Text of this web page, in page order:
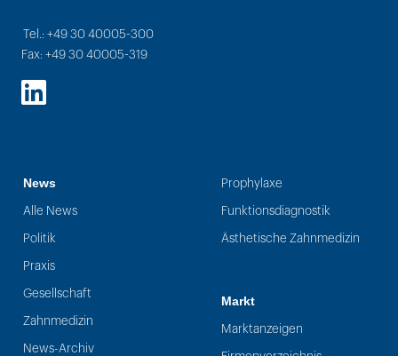
Tel.: +49 30 40005-300
Fax: +49 30 40005-319
LinkedIn
News
Alle News
Politik
Praxis
Gesellschaft
Zahnmedizin
News-Archiv
Prophylaxe
Funktionsdiagnostik
Ästhetische Zahnmedizin
Markt
Marktanzeigen